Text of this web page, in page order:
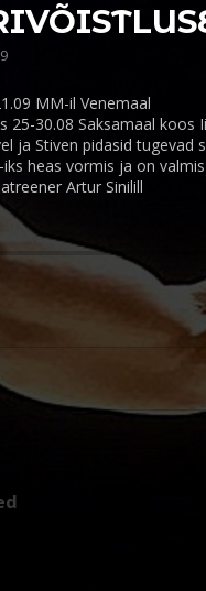
MM-il Venemaal
25-30.08 Saksamaal koos
ja Stiven pidasid tugevad
heas vormis ja on
Artur Sinilill